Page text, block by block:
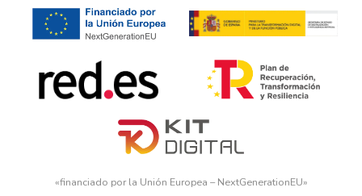
«financiado por la Unión Europea – NextGenerationEU»